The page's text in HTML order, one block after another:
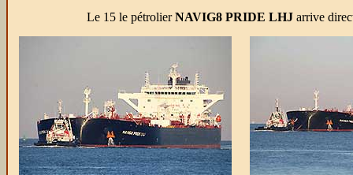
Le 15 le pétrolierNAVIG8 PRIDE LHJ arrive